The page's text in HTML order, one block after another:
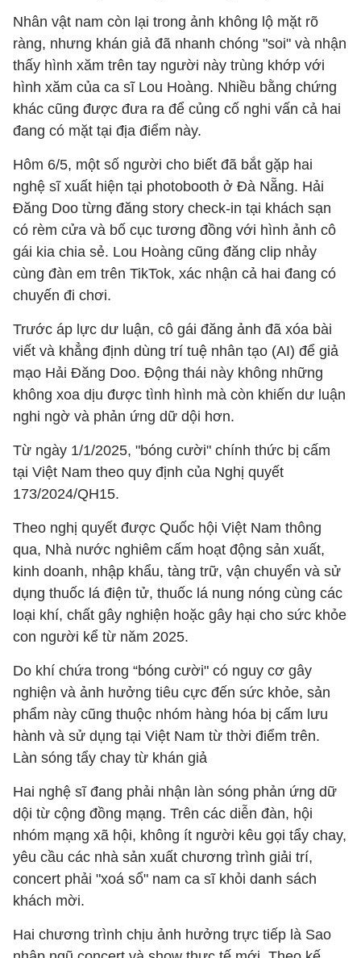
Nhân vật nam còn lại trong ảnh không lộ mặt rõ
ràng, nhưng khán giả đã nhanh chóng "soi" và nhận
thấy hình xăm trên tay người này trùng khớp với
hình xăm của ca sĩ Lou Hoàng. Nhiều bằng chứng
khác cũng được đưa ra để củng cố nghi vấn cả hai
đang có mặt tại địa điểm này.
Hôm 6/5, một số người cho biết đã bắt gặp hai
nghệ sĩ xuất hiện tại photobooth ở Đà Nẵng. Hải
Đăng Doo từng đăng story check-in tại khách sạn
có rèm cửa và bố cục tương đồng với hình ảnh cô
gái kia chia sẻ. Lou Hoàng cũng đăng clip nhảy
cùng đàn em trên TikTok, xác nhận cả hai đang có
chuyến đi chơi.
Trước áp lực dư luận, cô gái đăng ảnh đã xóa bài
viết và khẳng định dùng trí tuệ nhân tạo (AI) để giả
mạo Hải Đăng Doo. Động thái này không những
không xoa dịu được tình hình mà còn khiến dư luận
nghi ngờ và phản ứng dữ dội hơn.
Từ ngày 1/1/2025, "bóng cười" chính thức bị cấm
tại Việt Nam theo quy định của Nghị quyết
173/2024/QH15.
Theo nghị quyết được Quốc hội Việt Nam thông
qua, Nhà nước nghiêm cấm hoạt động sản xuất,
kinh doanh, nhập khẩu, tàng trữ, vận chuyển và sử
dụng thuốc lá điện tử, thuốc lá nung nóng cùng các
loại khí, chất gây nghiện hoặc gây hại cho sức khỏe
con người kể từ năm 2025.
Do khí chứa trong “bóng cười" có nguy cơ gây
nghiện và ảnh hưởng tiêu cực đến sức khỏe, sản
phẩm này cũng thuộc nhóm hàng hóa bị cấm lưu
hành và sử dụng tại Việt Nam từ thời điểm trên.
Làn sóng tẩy chay từ khán giả
Hai nghệ sĩ đang phải nhận làn sóng phản ứng dữ
dội từ cộng đồng mạng. Trên các diễn đàn, hội
nhóm mạng xã hội, không ít người kêu gọi tẩy chay,
yêu cầu các nhà sản xuất chương trình giải trí,
concert phải "xoá sổ" nam ca sĩ khỏi danh sách
khách mời.
Hai chương trình chịu ảnh hưởng trực tiếp là Sao